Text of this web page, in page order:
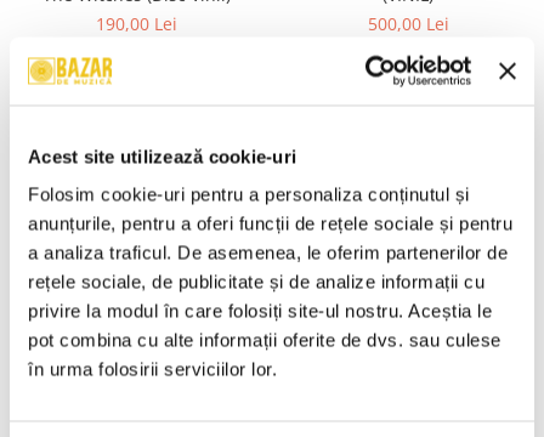
Acest site utilizează cookie-uri
Folosim cookie-uri pentru a personaliza conținutul și
anunțurile, pentru a oferi funcții de rețele sociale și pentru
a analiza traficul. De asemenea, le oferim partenerilor de
rețele sociale, de publicitate și de analize informații cu
privire la modul în care folosiți site-ul nostru. Aceștia le
pot combina cu alte informații oferite de dvs. sau culese
în urma folosirii serviciilor lor.
190,00 Lei
ADAUGA IN COS
500,00 Lei
ADAUGA IN COS
R.Stevenson* – Răpit De Pirați
100,00 Lei
ADAUGA IN COS
Bănățene) (VINIL)
100,00 Lei
ADAUGA IN COS
Julio Iglesias – Julio Iglesias
(VINIL)
Ion Creangă – Basme: Capra